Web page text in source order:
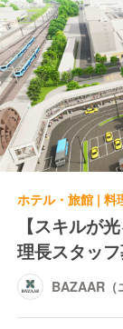
ホテル・旅館 | 料
【スキルが
理長スタッ
BAZAAR（